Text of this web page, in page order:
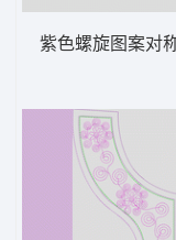
紫色螺旋图案对